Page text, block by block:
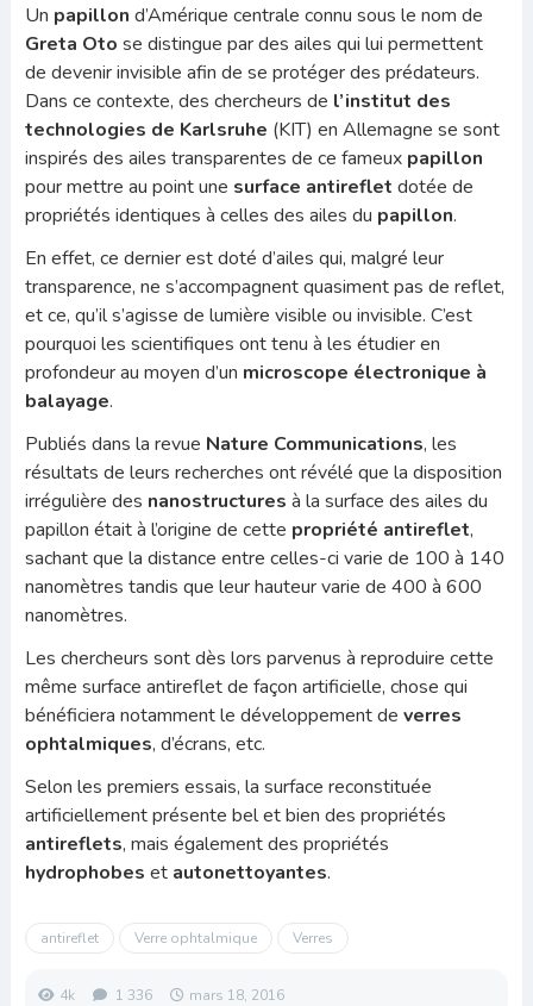
Un papillon d’Amérique centrale connu sous le nom de
Greta Oto se distingue par des ailes qui lui permettent
de devenir invisible afin de se protéger des prédateurs.
Dans ce contexte, des chercheurs de l’institut des
technologies de Karlsruhe (KIT) en Allemagne se sont
inspirés des ailes transparentes de ce fameux papillon
pour mettre au point une surface antireflet dotée de
propriétés identiques à celles des ailes du papillon.
En effet, ce dernier est doté d’ailes qui, malgré leur
transparence, ne s’accompagnent quasiment pas de reflet,
et ce, qu’il s’agisse de lumière visible ou invisible. C’est
pourquoi les scientifiques ont tenu à les étudier en
profondeur au moyen d’un microscope électronique à
balayage.
Publiés dans la revue Nature Communications, les
résultats de leurs recherches ont révélé que la disposition
irrégulière des nanostructures à la surface des ailes du
papillon était à l’origine de cette propriété antireflet,
sachant que la distance entre celles-ci varie de 100 à 140
nanomètres tandis que leur hauteur varie de 400 à 600
nanomètres.
Les chercheurs sont dès lors parvenus à reproduire cette
même surface antireflet de façon artificielle, chose qui
bénéficiera notamment le développement de verres
ophtalmiques, d’écrans, etc.
Selon les premiers essais, la surface reconstituée
artificiellement présente bel et bien des propriétés
antireflets, mais également des propriétés
hydrophobes et autonettoyantes.
antireflet Verre ophtalmique Verres
4k 1 336 mars 18, 2016